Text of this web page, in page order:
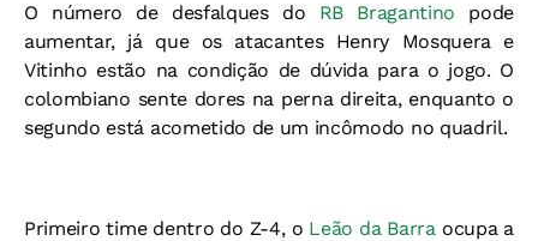
O número de desfalques do RB Bragantino pode
aumentar, já que os atacantes Henry Mosquera e
Vitinho estão na condição de dúvida para o jogo. O
colombiano sente dores na perna direita, enquanto o
segundo está acometido de um incômodo no quadril.
Primeiro time dentro do Z-4, o Leão da Barraocupa a